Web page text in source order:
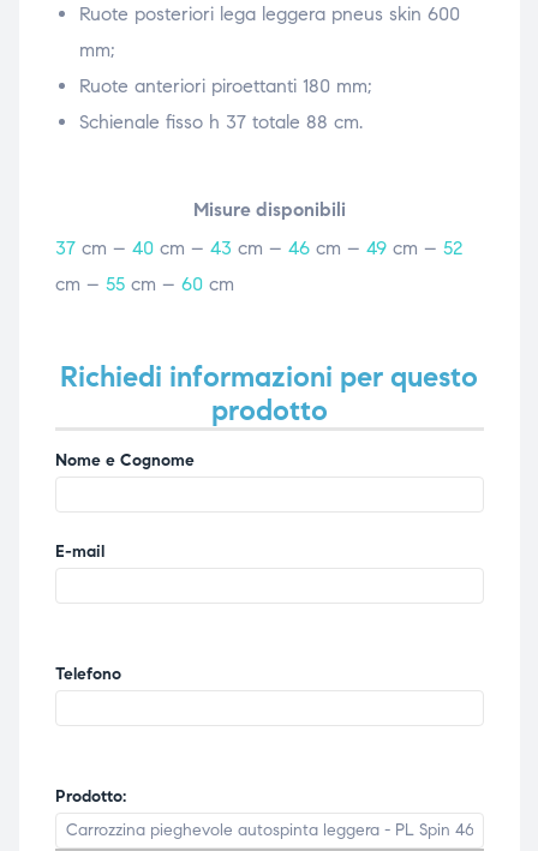
Ruote posteriori lega leggera pneus skin 600
mm;
Ruote anteriori piroettanti 180 mm;
Schienale fisso h 37 totale 88 cm.
Misure disponibili
37cm – 40cm – 43 cm – 46cm – 49cm – 52
cm – 55cm – 60cm
Richiedi informazioni per questo
prodotto
Nome e Cognome
E-mail
Telefono
Prodotto: